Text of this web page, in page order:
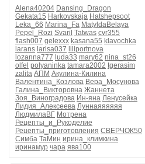
Alena40204 Dansing_Dragon
Gekata15 Harkovskaja Hatshepsoot
Leka_66 Marina_Fa MatyldaBelaya
Pepel_Rozi Svaril Tatwas cvr355
flash007 gelexxx kasana55 klavochka
larans larisa037 liliportnova
lozanna777 luda33 mary62 nina_st26
olfel polyaninka tamara2002 tgerasim
zalita АПМ Акулина-Килина
Валентина_Козлова Вера_Мосунова
Галина_Викторовна Жаннета
Зоя_Виноградова Ин-яна Ленусейка
Лидия_Алексеева Луннаяяяяяя
ЛюдмилаВГ Мотрена
Рецепты_и_Рукоделие
Рецепты_приготовления СВЕРЧОК50
Симба ТаМин ирина_климкина
иринамур чара ява100